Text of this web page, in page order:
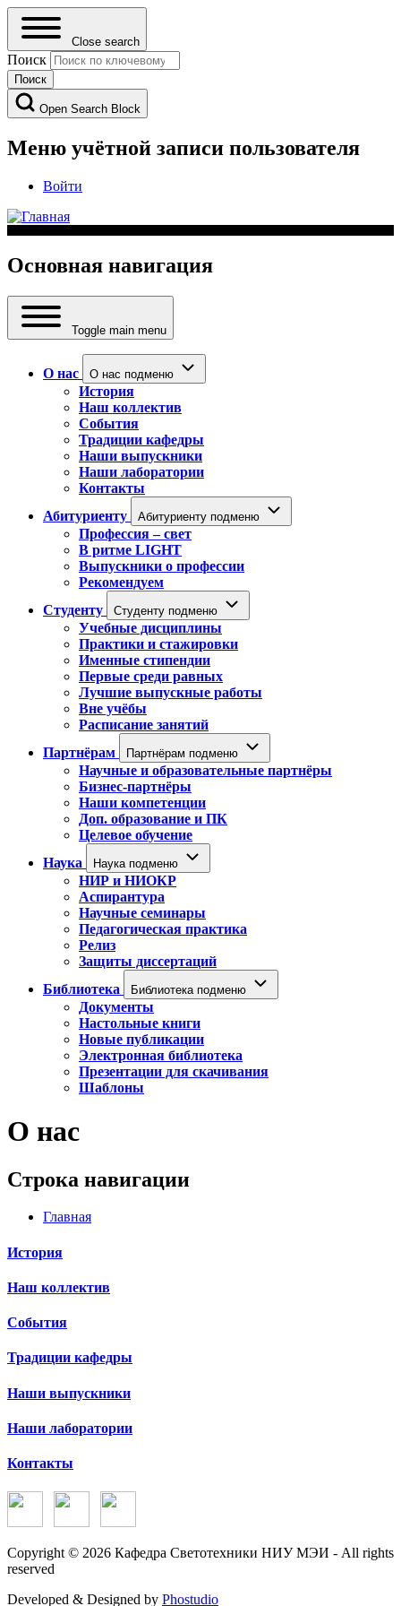
Close search
Поиск
Open Search Block
Меню учётной записи пользователя
Войти
Основная навигация
Toggle main menu
О нас О нас подменю
История
Наш коллектив
События
Традиции кафедры
Наши выпускники
Наши лаборатории
Контакты
Абитуриенту
Абитуриенту подменю
Профессия – свет
В ритме LIGHT
Выпускники о профессии
Рекомендуем
Студенту
Студенту подменю
Учебные дисциплины
Практики и стажировки
Именные стипендии
Первые среди равных
Лучшие выпускные работы
Вне учёбы
Расписание занятий
Партнёрам
Партнёрам подменю
Научные и образовательные партнёры
Бизнес-партнёры
Наши компетенции
Доп. образование и ПК
Целевое обучение
Наука
Наука подменю
НИР и НИОКР
Аспирантура
Научные семинары
Педагогическая практика
Релиз
Защиты диссертаций
Библиотека
Библиотека подменю
Документы
Настольные книги
Новые публикации
Электронная библиотека
Презентации для скачивания
Шаблоны
О нас
Строка навигации
Главная
История
Наш коллектив
События
Традиции кафедры
Наши выпускники
Наши лаборатории
Контакты
Copyright © 2026 Кафедра Светотехники НИУ МЭИ - All rights
reserved
Developed & Designed by Phostudio